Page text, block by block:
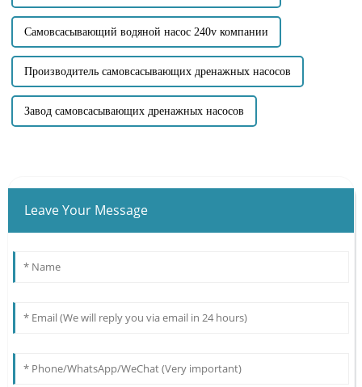
Самовсасывающий водяной насос 240v компании
Производитель самовсасывающих дренажных насосов
Завод самовсасывающих дренажных насосов
Leave Your Message